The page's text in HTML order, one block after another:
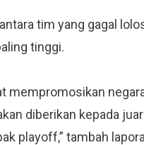
tim yang gagal
tinggi.
mempromosikan
diberikan kepada
playoff,” tambah